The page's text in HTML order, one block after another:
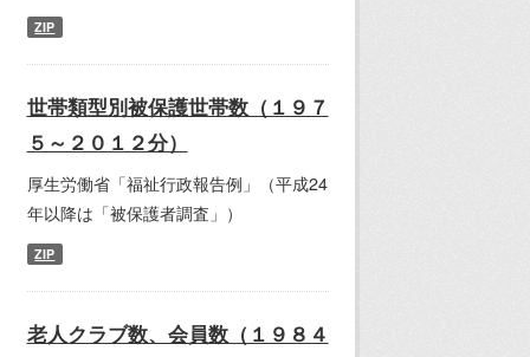
ZIP
世帯類型別被保護世帯数（１９７
５～２０１２分）
厚生労働省「福祉行政報告例」（平成24
年以降は「被保護者調査」）
ZIP
老人クラブ数、会員数（１９８４